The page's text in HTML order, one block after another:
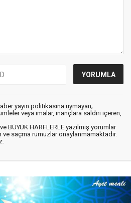
yayın politikasına uymayan;
veya imalar, inançlara saldırı içeren,
BÜYÜK HARFLERLE yazılmış yorumlar
ve saçma rumuzlar onaylanmamaktadır.